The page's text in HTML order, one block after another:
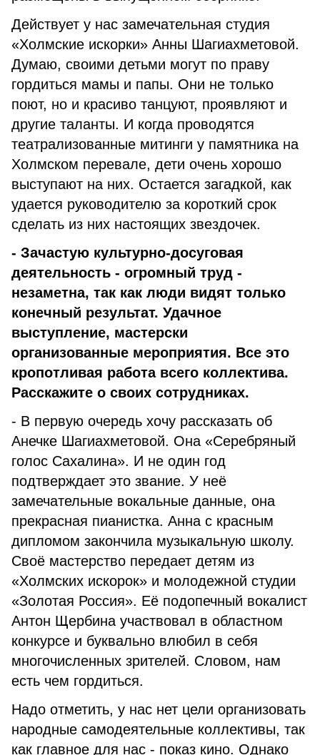
Действует у нас замечательная студия
«Холмские искорки» Анны Шагиахметовой.
Думаю, своими детьми могут по праву
гордиться мамы и папы. Они не только
поют, но и красиво танцуют, проявляют и
другие таланты. И когда проводятся
театрализованные митинги у памятника на
Холмском перевале, дети очень хорошо
выступают на них. Остается загадкой, как
удается руководителю за короткий срок
сделать из них настоящих звездочек.
- Зачастую культурно-досуговая
деятельность - огромный труд -
незаметна, так как люди видят только
конечный результат. Удачное
выступление, мастерски
организованные мероприятия. Все это
кропотливая работа всего коллектива.
Расскажите о своих сотрудниках.
- В первую очередь хочу рассказать об
Анечке Шагиахметовой. Она «Серебряный
голос Сахалина». И не один год
подтверждает это звание. У неё
замечательные вокальные данные, она
прекрасная пианистка. Анна с красным
дипломом закончила музыкальную школу.
Своё мастерство передает детям из
«Холмских искорок» и молодежной студии
«Золотая Россия». Её подопечный вокалист
Антон Щербина участвовал в областном
конкурсе и буквально влюбил в себя
многочисленных зрителей. Словом, нам
есть чем гордиться.
Надо отметить, у нас нет цели организовать
народные самодеятельные коллективы, так
как главное для нас - показ кино. Однако